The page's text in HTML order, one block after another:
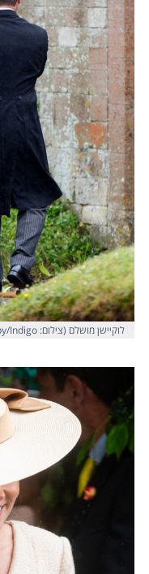
לוקיישן מושלם (צילום: Max Mumby/Indigo לגטי אימג'ס)